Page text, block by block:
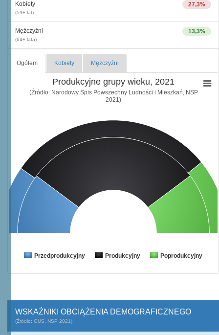
27,3%
Kobiety
(59+ lat)
13,3%
Mężczyźni
(64+ lata)
Ogółem Kobiety Mężczyźni
Produkcyjne grupy wieku, 2021
(Źródło: Narodowy Spis Powszechny Ludności i Mieszkań, NSP
2021)
Przedprodukcyjny Produkcyjny Poprodukcyjny
WSKAŹNIKI OBCIĄŻENIA DEMOGRAFICZNEGO
(Źródło: GUS, NSP 2021)